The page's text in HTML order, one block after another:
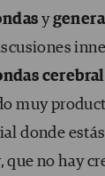
y
muy
donde
no hay